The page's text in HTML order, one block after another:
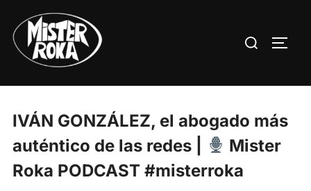
contenido
Buscar:
IVÁN GONZÁLEZ, el abogado más
auténtico de las redes |
Mister
Roka PODCAST #misterroka